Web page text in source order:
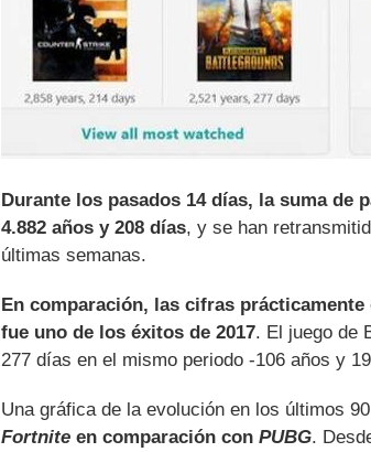
Durante los pasados 14 días, la suma de
4.882 años y 208 días, y se han
últimas semanas.
En comparación, las cifras prácticamente
fue uno de los éxitos de 2017. El juego de
277 días en el mismo periodo -106 años y
Una gráfica de la evolución en los últimos
Fortnite en comparación con PUBG.